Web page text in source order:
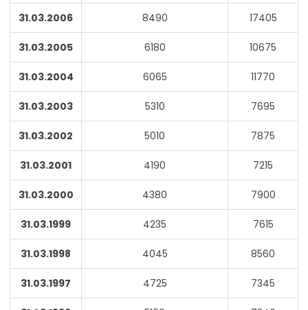
31.03.2006 8490 17405
31.03.2005 6180 10675
31.03.2004 6065 11770
31.03.2003 5310 7695
31.03.2002 5010 7875
31.03.2001 4190 7215
31.03.2000 4380 7900
31.03.1999 4235 7615
31.03.1998 4045 8560
31.03.1997 4725 7345